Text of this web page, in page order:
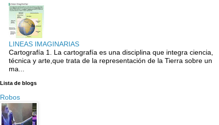
LINEAS IMAGINARIAS
Cartografía 1. La cartografía es una disciplina que integra ciencia,
técnica y arte,que trata de la representación de la Tierra sobre un
ma...
Lista de blogs
Robos